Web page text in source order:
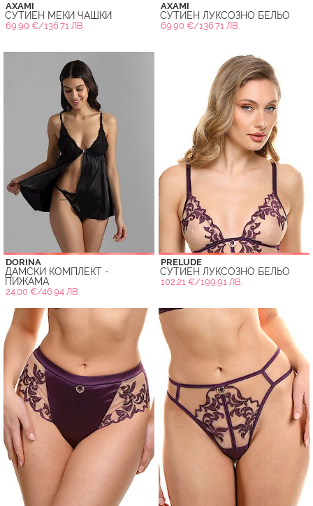
AXAMI
СУТИЕН МЕКИ ЧАШКИ
69.90 €/136.71 ЛВ.
AXAMI
СУТИЕН ЛУКСОЗНО БЕЛЬО
69.90 €/136.71 ЛВ.
DORINA
ДАМСКИ КОМПЛЕКТ -
ПИЖАМА
24.00 €/46.94 ЛВ.
PRELUDE
СУТИЕН ЛУКСОЗНО БЕЛЬО
102.21 €/199.91 ЛВ.